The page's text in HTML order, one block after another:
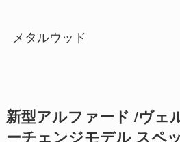
メタルウッド
新型アルファード /ヴェ
ーチェンジモデル スペ